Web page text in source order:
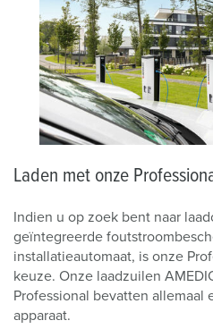
Laden met onze
Indien u op zoek bent naar
geïntegreerde
installatieautomaat, is onze
keuze. Onze laadzuilen
Professional bevatten allemaal
apparaat.